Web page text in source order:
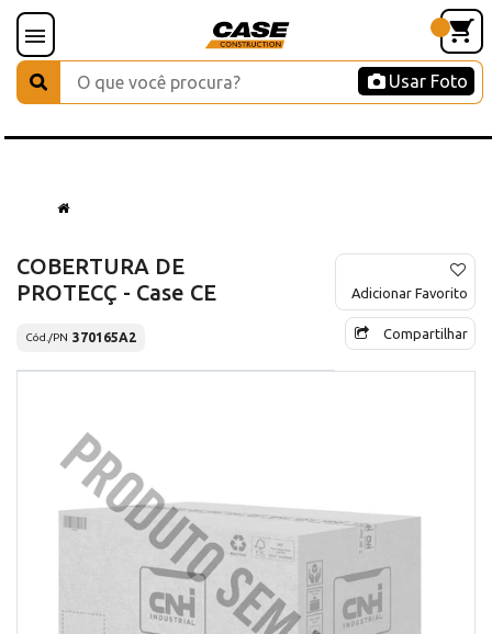
Usar Foto
COBERTURA DE
PROTECÇ - Case CE
Cód./PN 370165A2
Adicionar Favorito
Compartilhar